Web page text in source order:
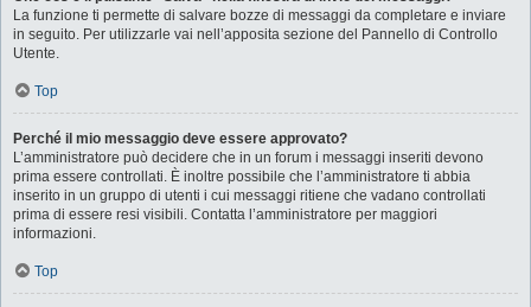
La funzione ti permette di salvare bozze di messaggi da completare e inviare
in seguito. Per utilizzarle vai nell’apposita sezione del Pannello di Controllo
Utente.
Top
Perché il mio messaggio deve essere approvato?
L’amministratore può decidere che in un forum i messaggi inseriti devono
prima essere controllati. È inoltre possibile che l’amministratore ti abbia
inserito in un gruppo di utenti i cui messaggi ritiene che vadano controllati
prima di essere resi visibili. Contatta l’amministratore per maggiori
informazioni.
Top